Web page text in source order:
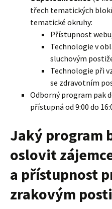
třech tematických
tematické okruhy:
Přístupnost
Technologie v
sluchovým
Technologie při
se zdravotním
Odborný program pak
přístupná od 9:00 do
Jaký program
oslovit
a přístupnost
zrakovým